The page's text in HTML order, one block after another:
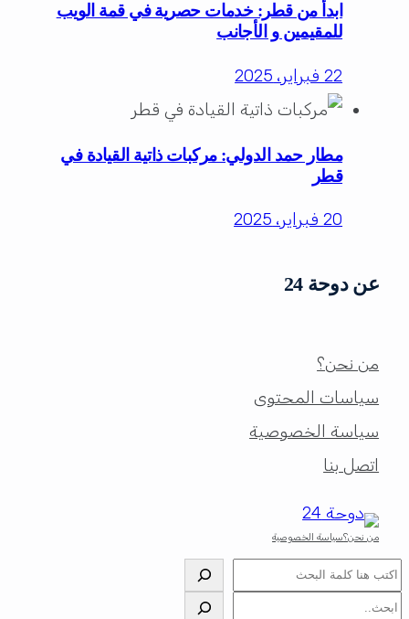
ابدأ من قطر: خدمات حصرية في قمة الويب
للمقيمين و الأجانب
22 فبراير، 2025
مطار حمد الدولي: مركبات ذاتية القيادة في
قطر
20 فبراير، 2025
عن دوحة 24
من نحن؟
سياسات المحتوى
سياسة الخصوصية
اتصل بنا
من نحن؟سياسة الخصوصية
البحث
البحث